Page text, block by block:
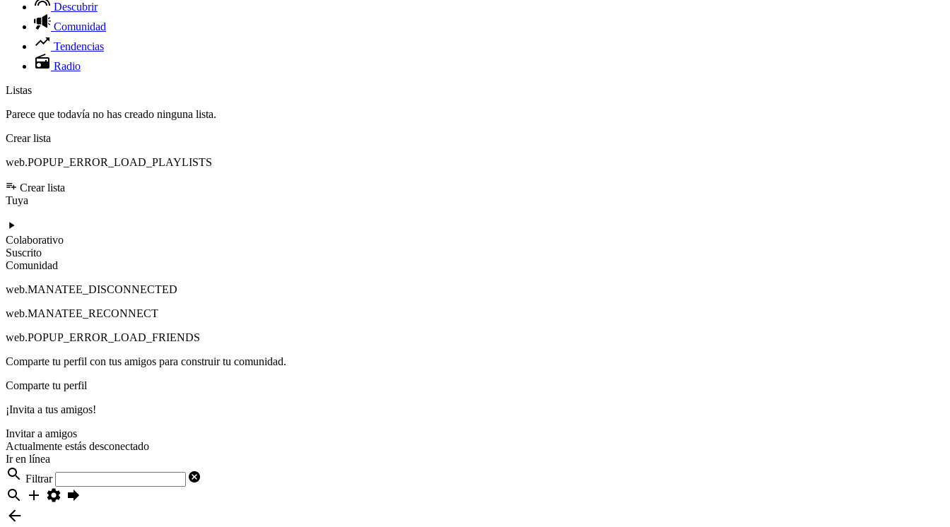
Descubrir
Comunidad
Tendencias
Radio
Listas
Parece que todavía no has creado ninguna lista.
Crear lista
web.POPUP_ERROR_LOAD_PLAYLISTS
Crear lista
Tuya
Colaborativo
Suscrito
Comunidad
web.MANATEE_DISCONNECTED
web.MANATEE_RECONNECT
web.POPUP_ERROR_LOAD_FRIENDS
Comparte tu perfil con tus amigos para construir tu comunidad.
Comparte tu perfil
¡Invita a tus amigos!
Invitar a amigos
Actualmente estás desconectado
Ir en línea
Filtrar